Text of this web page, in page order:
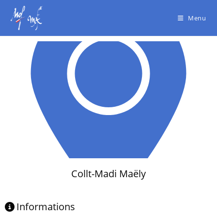
Menu
Collt-Madi Maëly
Informations